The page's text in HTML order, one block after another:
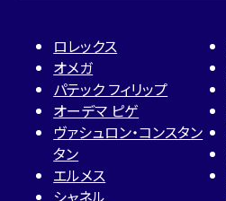
ロレックス
オメガ
パテック フィリップ
オーデマ ピゲ
ヴァシュロン・コンスタン
タン
エルメス
シャネル